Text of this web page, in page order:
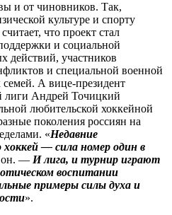
и от чиновников. Так,
культуре и спорту
что проект стал
и социальной
действий, участников
и специальной военной
А вице-президент
лиги Андрей Точицкий
любительской хоккейной
поколения россиян на
«Недавние
хоккей — сила номер один в
он. — И лига, и турнир играют
воспитании
примеры силы духа и
».